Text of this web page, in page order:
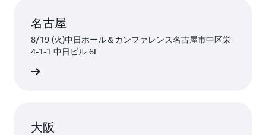
名古屋
8/19 (火)中日ホール＆カンファレンス名古屋市中区栄
4-1-1 中日ビル 6F
大阪